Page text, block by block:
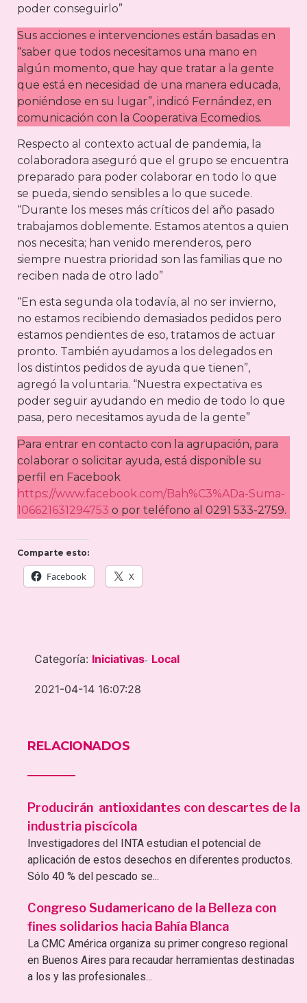
poder conseguirlo”
Sus acciones e intervenciones están basadas en
“saber que todos necesitamos una mano en
algún momento, que hay que tratar a la gente
que está en necesidad de una manera educada,
poniéndose en su lugar”, indicó Fernández, en
comunicación con la Cooperativa Ecomedios.
Respecto al contexto actual de pandemia, la
colaboradora aseguró que el grupo se encuentra
preparado para poder colaborar en todo lo que
se pueda, siendo sensibles a lo que sucede.
“Durante los meses más críticos del año pasado
trabajamos doblemente. Estamos atentos a quien
nos necesita; han venido merenderos, pero
siempre nuestra prioridad son las familias que no
reciben nada de otro lado”
“En esta segunda ola todavía, al no ser invierno,
no estamos recibiendo demasiados pedidos pero
estamos pendientes de eso, tratamos de actuar
pronto. También ayudamos a los delegados en
los distintos pedidos de ayuda que tienen”,
agregó la voluntaria. “Nuestra expectativa es
poder seguir ayudando en medio de todo lo que
pasa, pero necesitamos ayuda de la gente”
Para entrar en contacto con la agrupación, para
colaborar o solicitar ayuda, está disponible su
perfil en Facebook
https://www.facebook.com/Bah%C3%ADa-Suma-
106621631294753 o por teléfono al 0291 533-2759.
Comparte esto:
Facebook X
Categoría: Iniciativas- Local
2021-04-14 16:07:28
RELACIONADOS
Producirán antioxidantes con descartes de la
industria piscícola
Investigadores del INTA estudian el potencial de
aplicación de estos desechos en diferentes productos.
Sólo 40 % del pescado se...
Congreso Sudamericano de la Belleza con
fines solidarios hacia Bahía Blanca
La CMC América organiza su primer congreso regional
en Buenos Aires para recaudar herramientas destinadas
a los y las profesionales...